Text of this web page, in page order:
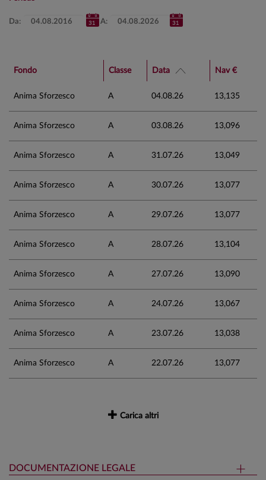
Da: A:
Fondo Classe Data Nav €
Anima Sforzesco A 04.08.26 13,135
Anima Sforzesco A 03.08.26 13,096
Anima Sforzesco A 31.07.26 13,049
Anima Sforzesco A 30.07.26 13,077
Anima Sforzesco A 29.07.26 13,077
Anima Sforzesco A 28.07.26 13,104
Anima Sforzesco A 27.07.26 13,090
Anima Sforzesco A 24.07.26 13,067
Anima Sforzesco A 23.07.26 13,038
Anima Sforzesco A 22.07.26 13,077
Carica altri
DOCUMENTAZIONE LEGALE